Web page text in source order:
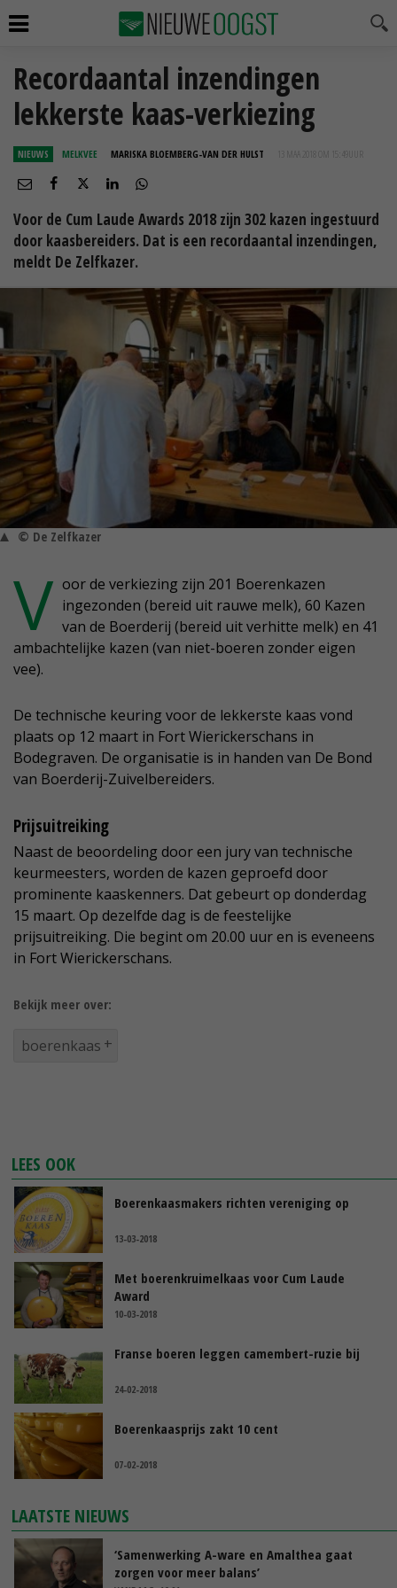
Recordaantal inzendingen
lekkerste kaas-verkiezing
NIEUWS MELKVEE MARISKA BLOEMBERG-VAN DER HULST 13 MAA 2018 OM 15:49
Voor de Cum Laude Awards 2018 zijn 302 kazen ingestuurd
door kaasbereiders. Dat is een recordaantal inzendingen,
meldt De Zelfkazer.
© De Zelfkazer
V oor de verkiezing zijn 201 Boerenkazen
ingezonden (bereid uit rauwe melk), 60 Kazen
van de Boerderij (bereid uit verhitte melk) en 41
ambachtelijke kazen (van niet-boeren zonder eigen
vee).
De technische keuring voor de lekkerste kaas vond
plaats op 12 maart in Fort Wierickerschans in
Bodegraven. De organisatie is in handen van De Bond
van Boerderij-Zuivelbereiders.
Prijsuitreiking
Naast de beoordeling door een jury van technische
keurmeesters, worden de kazen geproefd door
prominente kaaskenners. Dat gebeurt op donderdag
15 maart. Op dezelfde dag is de feestelijke
prijsuitreiking. Die begint om 20.00 uur en is eveneens
in Fort Wierickerschans.
Bekijk meer over:
boerenkaas
LEES OOK
Boerenkaasmakers richten vereniging op
13-03-2018
Met boerenkruimelkaas voor Cum Laude
Award
10-03-2018
Franse boeren leggen camembert-ruzie bij
24-02-2018
Boerenkaasprijs zakt 10 cent
07-02-2018
LAATSTE NIEUWS
‘Samenwerking A-ware en Amalthea gaat
zorgen voor meer balans’